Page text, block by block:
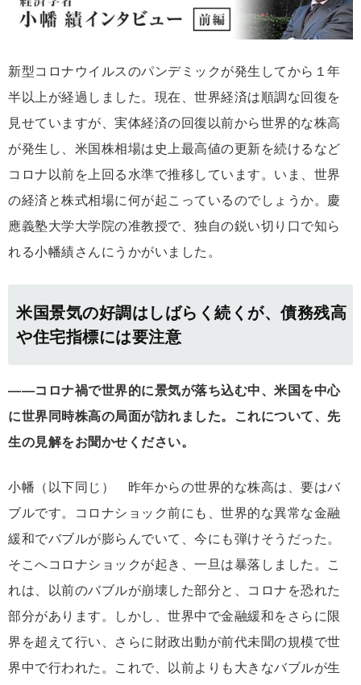
新型コロナウイルスのパンデミックが発生してから１年
半以上が経過しました。現在、世界経済は順調な回復を
見せていますが、実体経済の回復以前から世界的な株高
が発生し、米国株相場は史上最高値の更新を続けるなど
コロナ以前を上回る水準で推移しています。いま、世界
の経済と株式相場に何が起こっているのでしょうか。慶
應義塾大学大学院の准教授で、独自の鋭い切り口で知ら
れる小幡績さんにうかがいました。
米国景気の好調はしばらく続くが、債務残高
や住宅指標には要注意
――コロナ禍で世界的に景気が落ち込む中、米国を中心
に世界同時株高の局面が訪れました。これについて、先
生の見解をお聞かせください。
小幡（以下同じ） 昨年からの世界的な株高は、要はバ
ブルです。コロナショック前にも、世界的な異常な金融
緩和でバブルが膨らんでいて、今にも弾けそうだった。
そこへコロナショックが起き、一旦は暴落しました。こ
れは、以前のバブルが崩壊した部分と、コロナを恐れた
部分があります。しかし、世界中で金融緩和をさらに限
界を超えて行い、さらに財政出動が前代未聞の規模で世
界中で行われた。これで、以前よりも大きなバブルが生